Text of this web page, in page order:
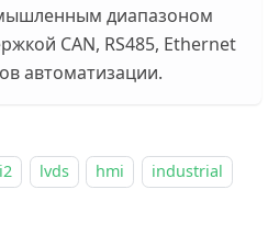
диапазоном
CAN, RS485, Ethernet
автоматизации.
lvds hmi industrial